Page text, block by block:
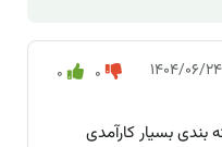
۱۴۰۴/۰۶/۲۴ 0 0
بندی بسیار کارآمدی